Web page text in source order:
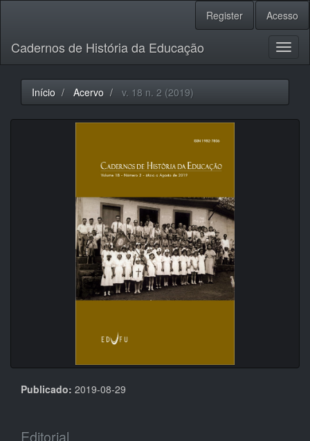
principal
Barra
Lateral
Register Acesso
Cadernos de História da Educação
Início Acervo v. 18 n. 2 (2019)
Publicado: 2019-08-29
Editorial